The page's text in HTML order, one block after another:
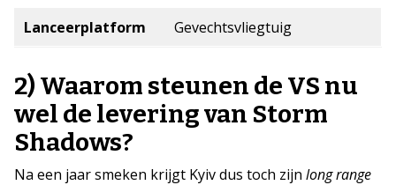
Lanceerplatform
Gevechtsvliegtuig
2) Waarom steunen de VS nu
wel de levering van Storm
Shadows?
Na een jaar smeken krijgt Kyiv dus toch zijn long range